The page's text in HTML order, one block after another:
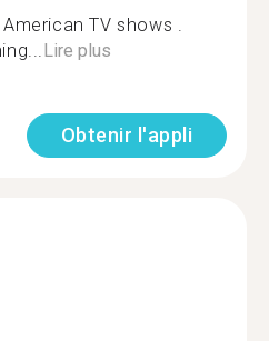
TV shows .
Lire plus
Obtenir l'appli